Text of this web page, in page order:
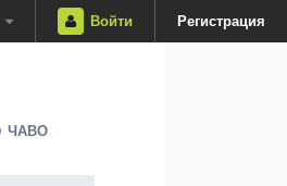
Войти Регистрация
ЧАВО